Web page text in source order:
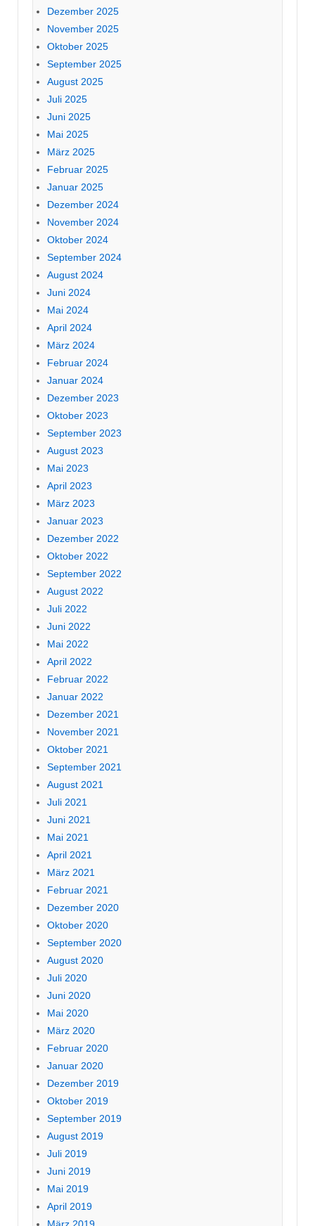
Dezember 2025
November 2025
Oktober 2025
September 2025
August 2025
Juli 2025
Juni 2025
Mai 2025
März 2025
Februar 2025
Januar 2025
Dezember 2024
November 2024
Oktober 2024
September 2024
August 2024
Juni 2024
Mai 2024
April 2024
März 2024
Februar 2024
Januar 2024
Dezember 2023
Oktober 2023
September 2023
August 2023
Mai 2023
April 2023
März 2023
Januar 2023
Dezember 2022
Oktober 2022
September 2022
August 2022
Juli 2022
Juni 2022
Mai 2022
April 2022
Februar 2022
Januar 2022
Dezember 2021
November 2021
Oktober 2021
September 2021
August 2021
Juli 2021
Juni 2021
Mai 2021
April 2021
März 2021
Februar 2021
Dezember 2020
Oktober 2020
September 2020
August 2020
Juli 2020
Juni 2020
Mai 2020
März 2020
Februar 2020
Januar 2020
Dezember 2019
Oktober 2019
September 2019
August 2019
Juli 2019
Juni 2019
Mai 2019
April 2019